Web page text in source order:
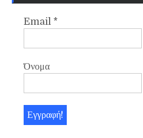
Email *
Όνομα